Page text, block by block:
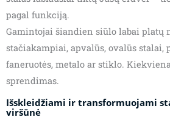
pagal funkciją.
Gamintojai šiandien siūlo labai platų
stačiakampiai, apvalūs, ovalūs stalai,
faneruotės, metalo ar stiklo.
sprendimas.
Išskleidžiami ir transformuojami
viršūnė